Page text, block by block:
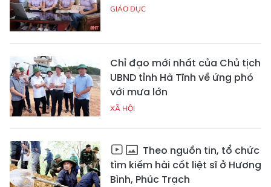
GIÁO DỤC
Chỉ đạo mới nhất của Chủ tịch
UBND tỉnh Hà Tĩnh về ứng phó
với mưa lớn
XÃ HỘI
Theo nguồn tin, tổ chức
tìm kiếm hài cốt liệt sĩ ở Hương
Bình, Phúc Trạch